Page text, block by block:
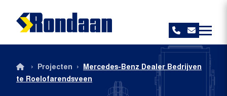
› Projecten ›
Mercedes-Benz Dealer Bedrijven
te Roelofarendsveen